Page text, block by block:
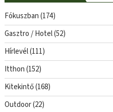
Fókuszban(174)
Gasztro / Hotel(52)
Hírlevél(111)
Itthon(152)
Kitekintő(168)
Outdoor(22)